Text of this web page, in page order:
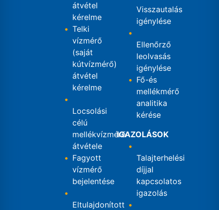
átvétel
kérelme
Telki
vízmérő
(saját
kútvízmérő)
átvétel
kérelme
Locsolási
célú
mellékvízmérő
átvétele
Fagyott
vízmérő
bejelentése
Eltulajdonított
Visszautalás
igénylése
Ellenőrző
leolvasás
igénylése
Fő-és
mellékmérő
analitika
kérése
IGAZOLÁSOK
Talajterhelési
díjjal
kapcsolatos
igazolás